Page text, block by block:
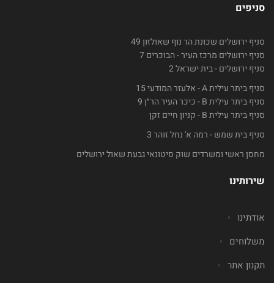
סניפים
סניף ירושלים שכונת הר נוף שאולזון 49
סניף ירושלים מרכז העיר - הבוכרים 7
סניף ירושלים - בית ישראל 2
סניף ביתר עילית A - אלעזר המודעי 15
סניף ביתר עילית B - כיכר העיר הר״ן 9
סניף ביתר עילית B - קניון חיים זקן
סניף בית שמש - רמה א' נחל זוהר 3
מחסן ראשי ומשרדים שוק סיטונאי גבעת שאול ירושלים
שירותינו
אודתינו
משלוחים
תקנון אתר